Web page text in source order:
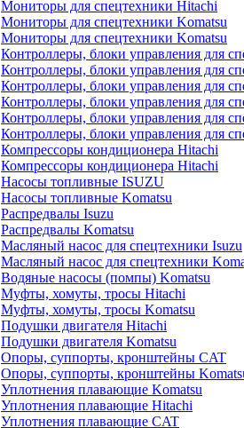
Мониторы для спецтехники Hitachi
Мониторы для спецтехники Komatsu
Мониторы для спецтехники Komatsu
Контроллеры, блоки управления для
Контроллеры, блоки управления для
Контроллеры, блоки управления для
Контроллеры, блоки управления для
Контроллеры, блоки управления для
Контроллеры, блоки управления для
Компрессоры кондиционера Hitachi
Компрессоры кондиционера Hitachi
Насосы топливные ISUZU
Насосы топливные Komatsu
Распредвалы Isuzu
Распредвалы Komatsu
Масляный насос для спецтехники Isuzu
Масляный насос для спецтехники
Водяные насосы (помпы) Komatsu
Муфты, хомуты, тросы Hitachi
Муфты, хомуты, тросы Komatsu
Подушки двигателя Hitachi
Подушки двигателя Komatsu
Опоры, суппорты, кронштейны CAT
Опоры, суппорты, кронштейны
Уплотнения плавающие Komatsu
Уплотнения плавающие Hitachi
Уплотнения плавающие CAT